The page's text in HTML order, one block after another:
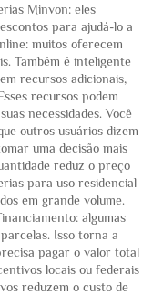
Minvon: eles
para ajudá-lo a
muitos oferecem
Também é inteligente
recursos adicionais,
recursos podem
necessidades. Você
outros usuários dizem
uma decisão mais
reduz o preço
para uso residencial
em grande volume.
algumas
Isso torna a
pagar o valor total
locais ou federais
reduzem o custo de